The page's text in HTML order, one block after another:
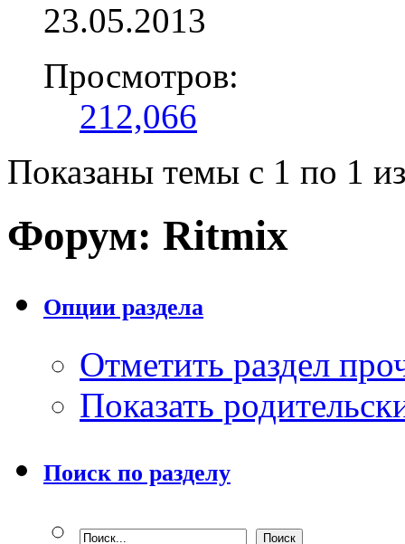
23.05.2013
Просмотров:
212,066
Показаны темы с 1 по 1
Форум: Ritmix
Опции раздела
Отметить раздел
Показать
Поиск по разделу